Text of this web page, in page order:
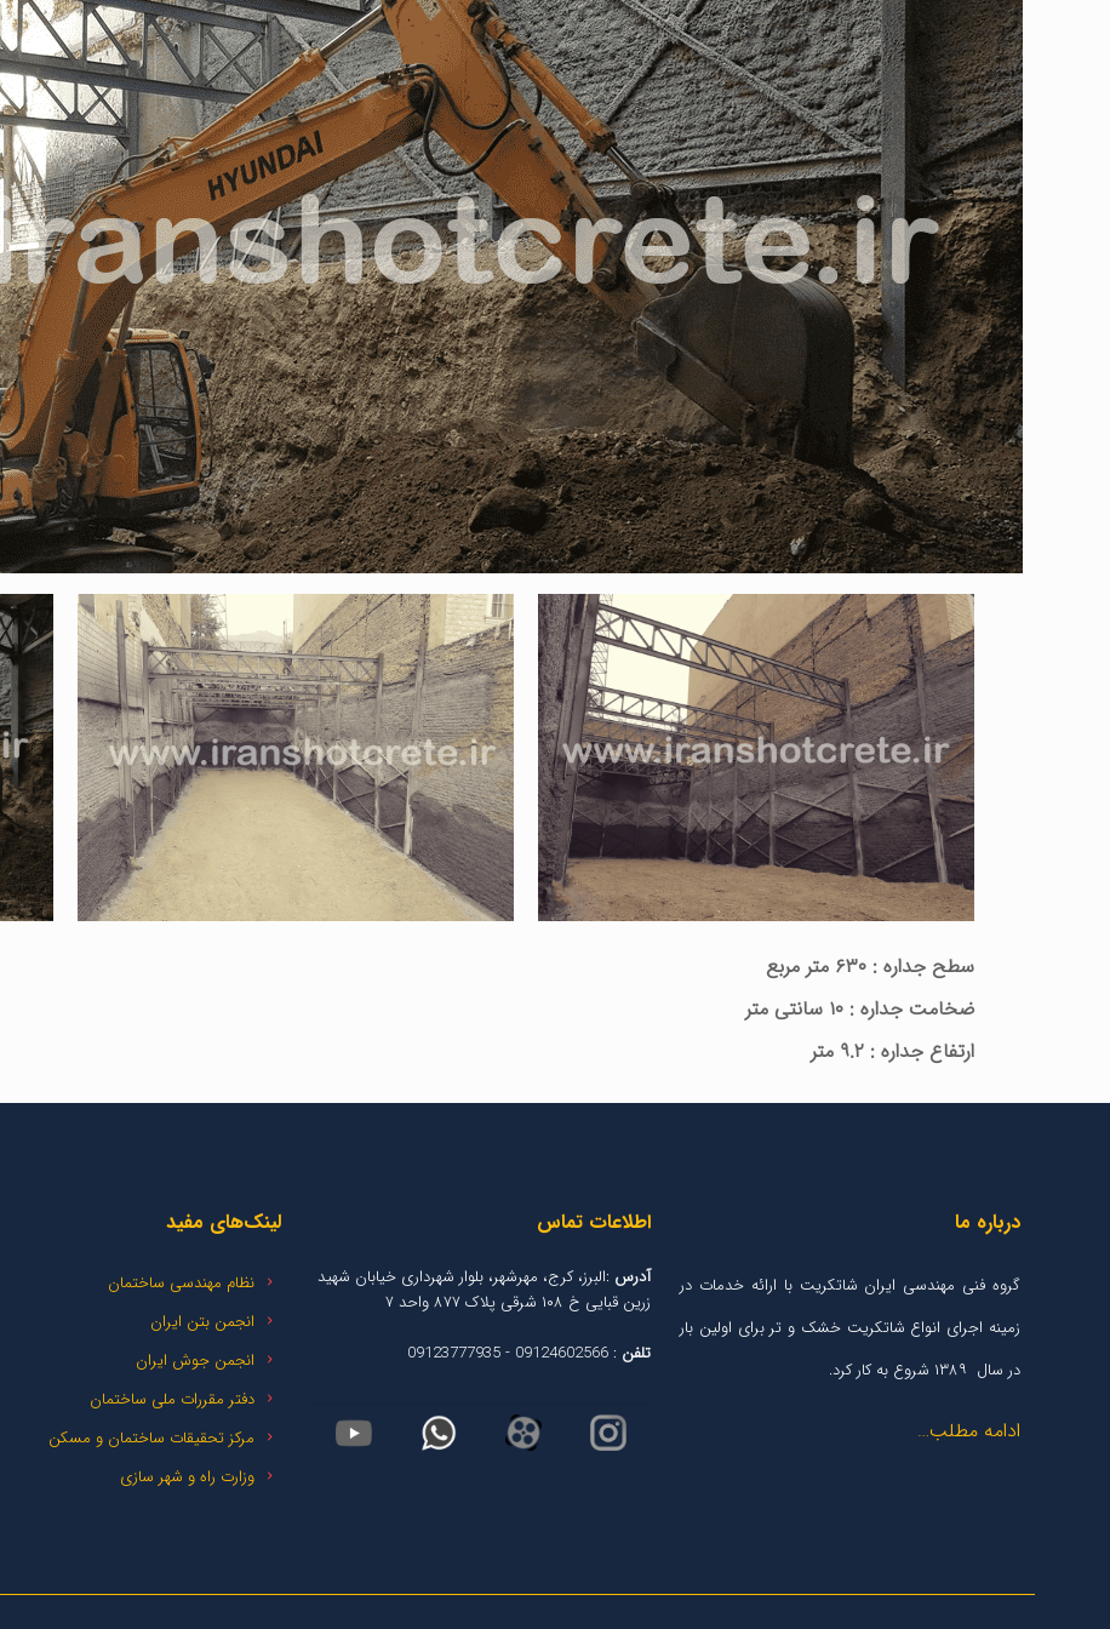
سطح جداره : ۶۳۰ متر مربع
ضخامت جداره : ۱۰ سانتی متر
ارتفاع جداره : ۹.۲ متر
درباره ما
گروه فنی مهندسی ایران شاتکریت با ارائه خدمات در
زمینه اجرای انواع شاتکریت خشک و تر برای اولین بار
در سال ۱۳۸۹ شروع به کار کرد.
ادامه مطلب…
اطلاعات تماس
آدرس :البرز، کرج، مهرشهر، بلوار شهرداری خیابان شهید
زرین قبایی خ ۱۰۸ شرقی پلاک ۸۷۷ واحد ۷
تلفن : 09124602566 - 09123777935
لینک‌های مفید
نظام مهندسی ساختمان
انجمن بتن ایران
انجمن جوش ایران
دفتر مقررات ملی ساختمان
مرکز تحقیقات ساختمان و مسکن
وزارت راه و شهر سازی